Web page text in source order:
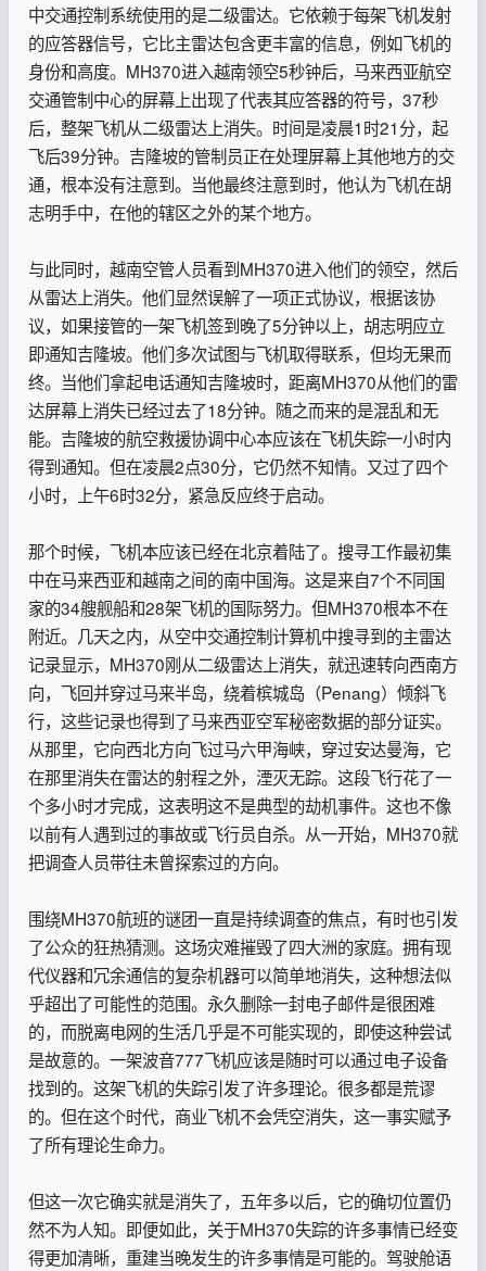
中交通控制系统使用的是二级雷达。它依赖于每架飞机发射
的应答器信号，它比主雷达包含更丰富的信息，例如飞机的
身份和高度。MH370进入越南领空5秒钟后，马来西亚航空
交通管制中心的屏幕上出现了代表其应答器的符号，37秒
后，整架飞机从二级雷达上消失。时间是凌晨1时21分，起
飞后39分钟。吉隆坡的管制员正在处理屏幕上其他地方的交
通，根本没有注意到。当他最终注意到时，他认为飞机在胡
志明手中，在他的辖区之外的某个地方。
与此同时，越南空管人员看到MH370进入他们的领空，然后
从雷达上消失。他们显然误解了一项正式协议，根据该协
议，如果接管的一架飞机签到晚了5分钟以上，胡志明应立
即通知吉隆坡。他们多次试图与飞机取得联系，但均无果而
终。当他们拿起电话通知吉隆坡时，距离MH370从他们的雷
达屏幕上消失已经过去了18分钟。随之而来的是混乱和无
能。吉隆坡的航空救援协调中心本应该在飞机失踪一小时内
得到通知。但在凌晨2点30分，它仍然不知情。又过了四个
小时，上午6时32分，紧急反应终于启动。
那个时候，飞机本应该已经在北京着陆了。搜寻工作最初集
中在马来西亚和越南之间的南中国海。这是来自7个不同国
家的34艘舰船和28架飞机的国际努力。但MH370根本不在
附近。几天之内，从空中交通控制计算机中搜寻到的主雷达
记录显示，MH370刚从二级雷达上消失，就迅速转向西南方
向，飞回并穿过马来半岛，绕着槟城岛（Penang）倾斜飞
行，这些记录也得到了马来西亚空军秘密数据的部分证实。
从那里，它向西北方向飞过马六甲海峡，穿过安达曼海，它
在那里消失在雷达的射程之外，湮灭无踪。这段飞行花了一
个多小时才完成，这表明这不是典型的劫机事件。这也不像
以前有人遇到过的事故或飞行员自杀。从一开始，MH370就
把调查人员带往未曾探索过的方向。
围绕MH370航班的谜团一直是持续调查的焦点，有时也引发
了公众的狂热猜测。这场灾难摧毁了四大洲的家庭。拥有现
代仪器和冗余通信的复杂机器可以简单地消失，这种想法似
乎超出了可能性的范围。永久删除一封电子邮件是很困难
的，而脱离电网的生活几乎是不可能实现的，即使这种尝试
是故意的。一架波音777飞机应该是随时可以通过电子设备
找到的。这架飞机的失踪引发了许多理论。很多都是荒谬
的。但在这个时代，商业飞机不会凭空消失，这一事实赋予
了所有理论生命力。
但这一次它确实就是消失了，五年多以后，它的确切位置仍
然不为人知。即便如此，关于MH370失踪的许多事情已经变
得更加清晰，重建当晚发生的许多事情是可能的。驾驶舱语